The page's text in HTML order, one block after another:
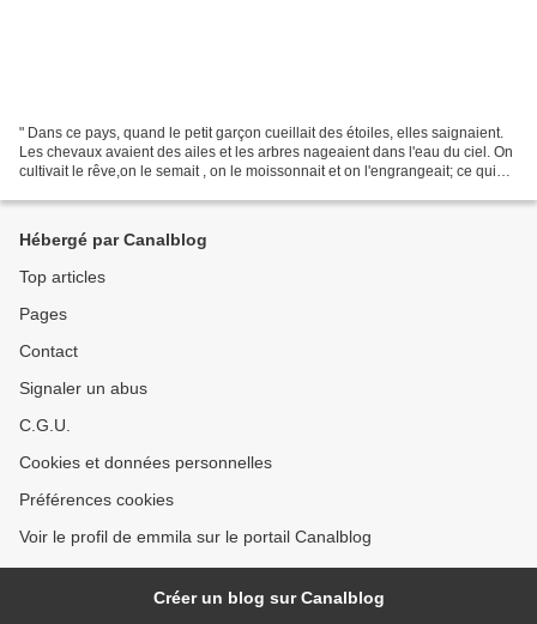
" Dans ce pays, quand le petit garçon cueillait des étoiles, elles saignaient.
Les chevaux avaient des ailes et les arbres nageaient dans l'eau du ciel. On
cultivait le rêve,on le semait , on le moissonnait et on l'engrangeait; ce qui
Hébergé par Canalblog
Top articles
Pages
Contact
Signaler un abus
C.G.U.
Cookies et données personnelles
Préférences cookies
Voir le profil de emmila sur le portail Canalblog
Créer un blog sur Canalblog